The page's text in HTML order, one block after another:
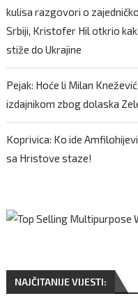
kulisa razgovori o
Srbiji, Kristofer Hil otkrio
stiže do Ukrajine
Pejak: Hoće li Milan
izdajnikom zbog dolaska
Koprivica: Ko ide
sa Hristove staze!
NAJČITANIJE VIJESTI: